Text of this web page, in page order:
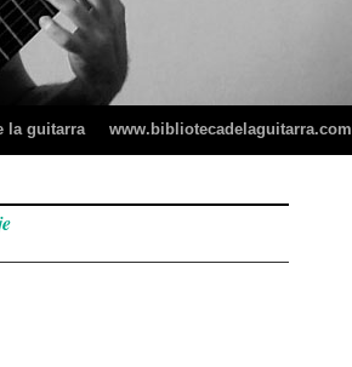
la guitarra www.bibliotecadelaguitarra.com